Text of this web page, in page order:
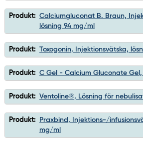
Produkt: Calciumgluconat B. Braun,
lösning 94 mg/ml
Produkt: Toxogonin, Injektionsvätska,
Produkt: C Gel - Calcium Gluconate Gel,
Produkt: Ventoline®, Lösning för
Produkt:
Praxbind, Injektions-/
mg/ml